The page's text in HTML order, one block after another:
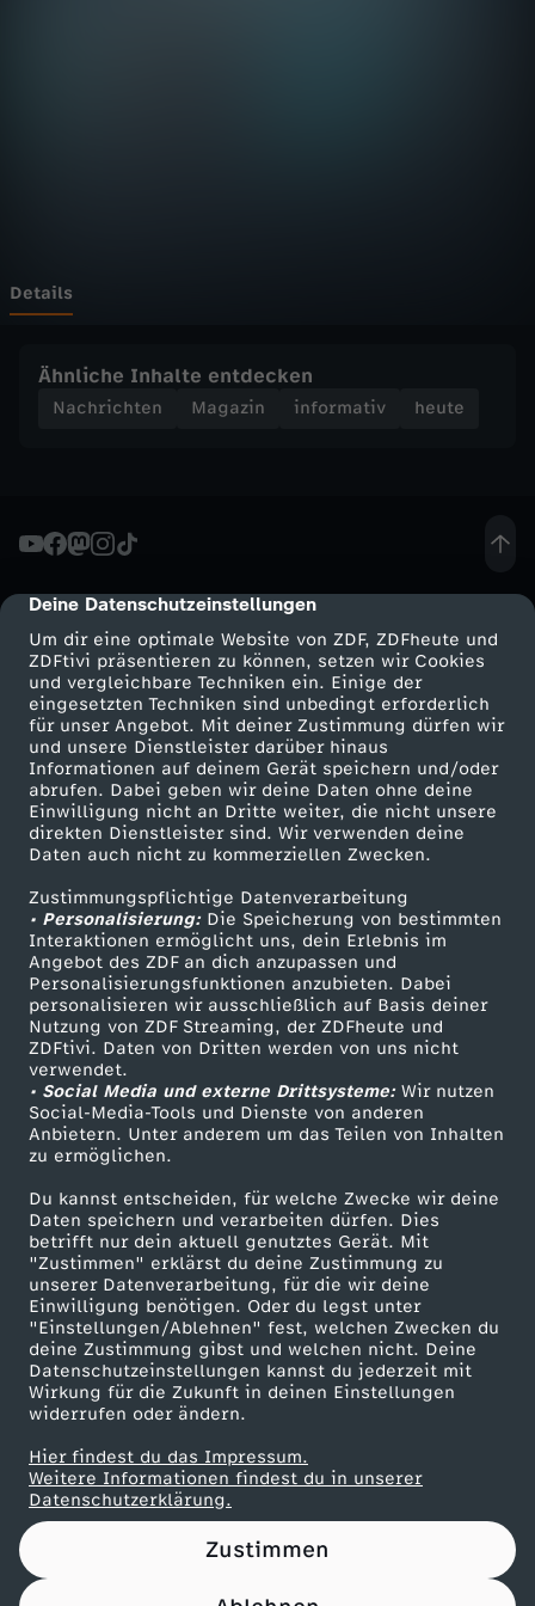
cmp-dialog-description
Deine Datenschutzeinstellungen
Um dir eine optimale Website von ZDF, ZDFheute und
ZDFtivi präsentieren zu können, setzen wir Cookies
und vergleichbare Techniken ein. Einige der
eingesetzten Techniken sind unbedingt erforderlich
für unser Angebot. Mit deiner Zustimmung dürfen wir
und unsere Dienstleister darüber hinaus
Informationen auf deinem Gerät speichern und/oder
abrufen. Dabei geben wir deine Daten ohne deine
Einwilligung nicht an Dritte weiter, die nicht unsere
direkten Dienstleister sind. Wir verwenden deine
Daten auch nicht zu kommerziellen Zwecken.
Zustimmungspflichtige Datenverarbeitung
• Personalisierung:Die Speicherung von bestimmten
Interaktionen ermöglicht uns, dein Erlebnis im
Angebot des ZDF an dich anzupassen und
Personalisierungsfunktionen anzubieten. Dabei
personalisieren wir ausschließlich auf Basis deiner
Nutzung von ZDF Streaming, der ZDFheute und
ZDFtivi. Daten von Dritten werden von uns nicht
verwendet.
• Social Media und externe Drittsysteme:Wir nutzen
Social-Media-Tools und Dienste von anderen
Anbietern. Unter anderem um das Teilen von Inhalten
zu ermöglichen.
Du kannst entscheiden, für welche Zwecke wir deine
Daten speichern und verarbeiten dürfen. Dies
betrifft nur dein aktuell genutztes Gerät. Mit
"Zustimmen" erklärst du deine Zustimmung zu
unserer Datenverarbeitung, für die wir deine
Einwilligung benötigen. Oder du legst unter
"Einstellungen/Ablehnen" fest, welchen Zwecken du
deine Zustimmung gibst und welchen nicht. Deine
Datenschutzeinstellungen kannst du jederzeit mit
Wirkung für die Zukunft in deinen Einstellungen
widerrufen oder ändern.
Hier findest du das Impressum.
Weitere Informationen findest du in unserer
Datenschutzerklärung.
Zustimmen
t
S
n
d
u
n
g
v
o
m
0
8
.
0
4
.
2
0
2
4
Details
Ähnliche Inhalte entdecken
Nachrichten Magazin informativ heute
Mehr ZDF
ZDF-Apps
Smart TV
ZDFtext
Livestreams
Sendungen A-Z
TV-Programm
Service
ZDFmitreden
Kontakt zum ZDF
Tickets
Zuschauerservice
Hilfe
ZDF Unternehmen
Karriere
ZDF goes Schule
Werbefernsehen
Mainzelmännchen
Partner